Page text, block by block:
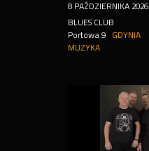
8 PAŹDZIERNIKA 2026
BLUES CLUB
Portowa 9
GDYNIA
MUZYKA